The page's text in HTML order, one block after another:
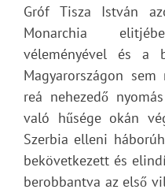
Gróf Tisza István
Monarchia
véleményével és a
Magyarországon
reá nehezedő
való hűsége okán
Szerbia elleni
bekövetkezett és
berobbantva az első